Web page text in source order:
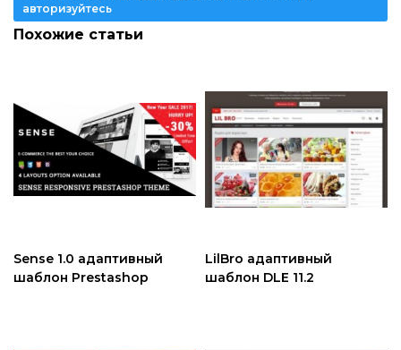
авторизуйтесь
Похожие статьи
Sense 1.0 адаптивный
шаблон Prestashop
LilBro адаптивный
шаблон DLE 11.2